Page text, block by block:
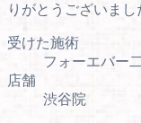
りがとうございまし
受けた施術
フォーエバー
店舗
渋谷院